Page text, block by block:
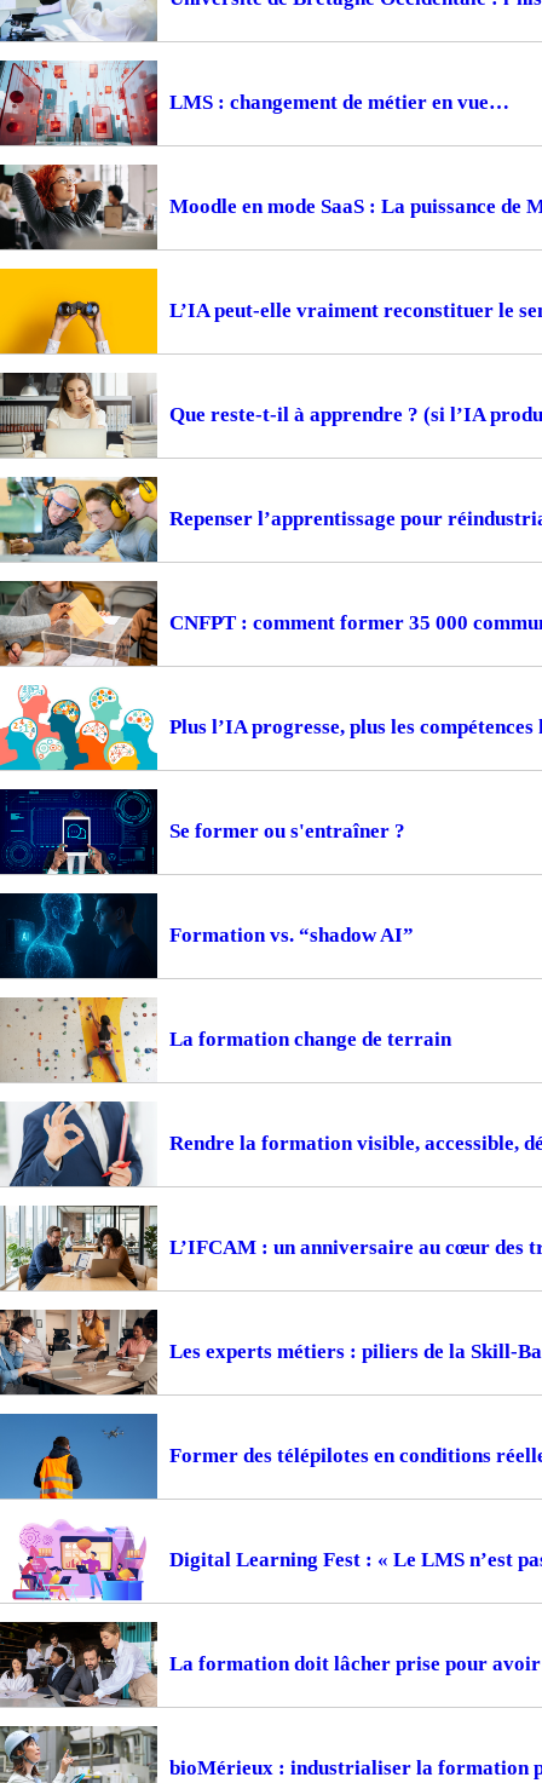
LMS : changement de métier en vue
Moodle en mode SaaS : La puissance de
L’IA peut-elle vraiment reconstituer le
Que reste-t-il à apprendre ? (si l’IA
Repenser l’apprentissage pour
CNFPT : comment former 35 000
Plus l’IA progresse, plus les
Se former ou s'entraîner ?
Formation vs. “shadow AI”
La formation change de terrain
Rendre la formation visible, accessible,
L’IFCAM : un anniversaire au cœur des
Les experts métiers : piliers de la Skill-
Former des télépilotes en conditions
Digital Learning Fest : « Le LMS n’est
La formation doit lâcher prise pour avoir
bioMérieux : industrialiser la formation